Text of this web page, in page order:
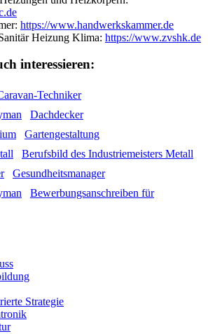
https://www.handwerkskammer.de
Heizung Klima: https://www.zvshk.de
interessieren:
Techniker
Dachdecker
Gartengestaltung
Berufsbild des Industriemeisters Metall
Gesundheitsmanager
Bewerbungsanschreiben für
Strategie